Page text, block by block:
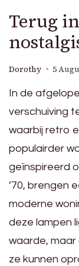
Terug
Dorothy 5
In de
verschuiving
waarbij retro
populairder
geïnspireerd
’70, brengen
moderne
deze lampen
waarde, maar
ze kunnen